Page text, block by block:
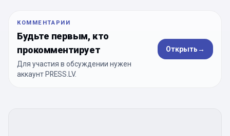
КОММЕНТАРИИ
Будьте первым, кто
прокомментирует
Для участия в обсуждении нужен
аккаунт PRESS.LV.
Открыть→